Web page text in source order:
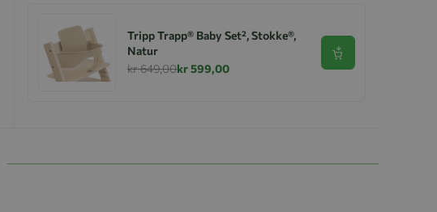
Tripp Trapp® Baby Set², Stokke®,
Natur
kr 649,00kr 599,00
Se produkt